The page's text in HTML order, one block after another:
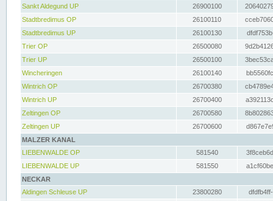
Sankt Aldegund UP
26900100
Stadtbredimus OP
26100110
Stadtbredimus UP
26100130
Trier OP
26500080
Trier UP
26500100
Wincheringen
26100140
Wintrich OP
26700380
Wintrich UP
26700400
Zeltingen OP
26700580
Zeltingen UP
26700600
MALZER KANAL
LIEBENWALDE OP
581540
LIEBENWALDE UP
581550
NECKAR
Aldingen Schleuse UP
23800280